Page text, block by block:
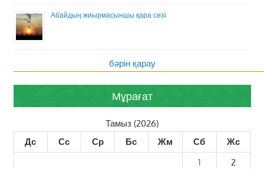
Абайдың жиырмасыншы қара сөзі
бәрін қарау
Мұрағат
Тамыз (2026)
Дс
Сс Ср Бс Жм Сб
Жс
1
2